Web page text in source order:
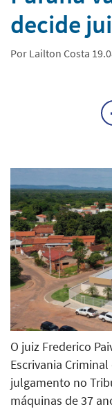
decide
Por Lailton Costa
O juiz Frederico
Escrivania
julgamento no
máquinas de 37